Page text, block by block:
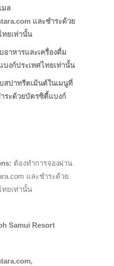
มล
และชำระด้วย
ยเท่านั้น
อาหารและเครื่องดื่ม
งก์ประเทศไทยเท่านั้น
สปาทรีตเม้นต์ในเมนูที่
ระด้วยบัตรซิตี้แบงก์
ต้องทำการจองผ่าน
และชำระด้วย
ยเท่านั้น
Samui Resort